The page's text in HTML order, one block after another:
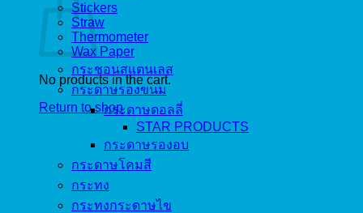
No products in the cart.
Return to shop
Stickers
Straw
Thermometer
Wax Paper
กระชอนสแตนเลส
กระดาษรองขนม
กระดาษดอลลี่
STAR PRODUCTS
กระดาษรองอบ
กระดาษโคมสี
กระทง
กระทงกระดาษไข